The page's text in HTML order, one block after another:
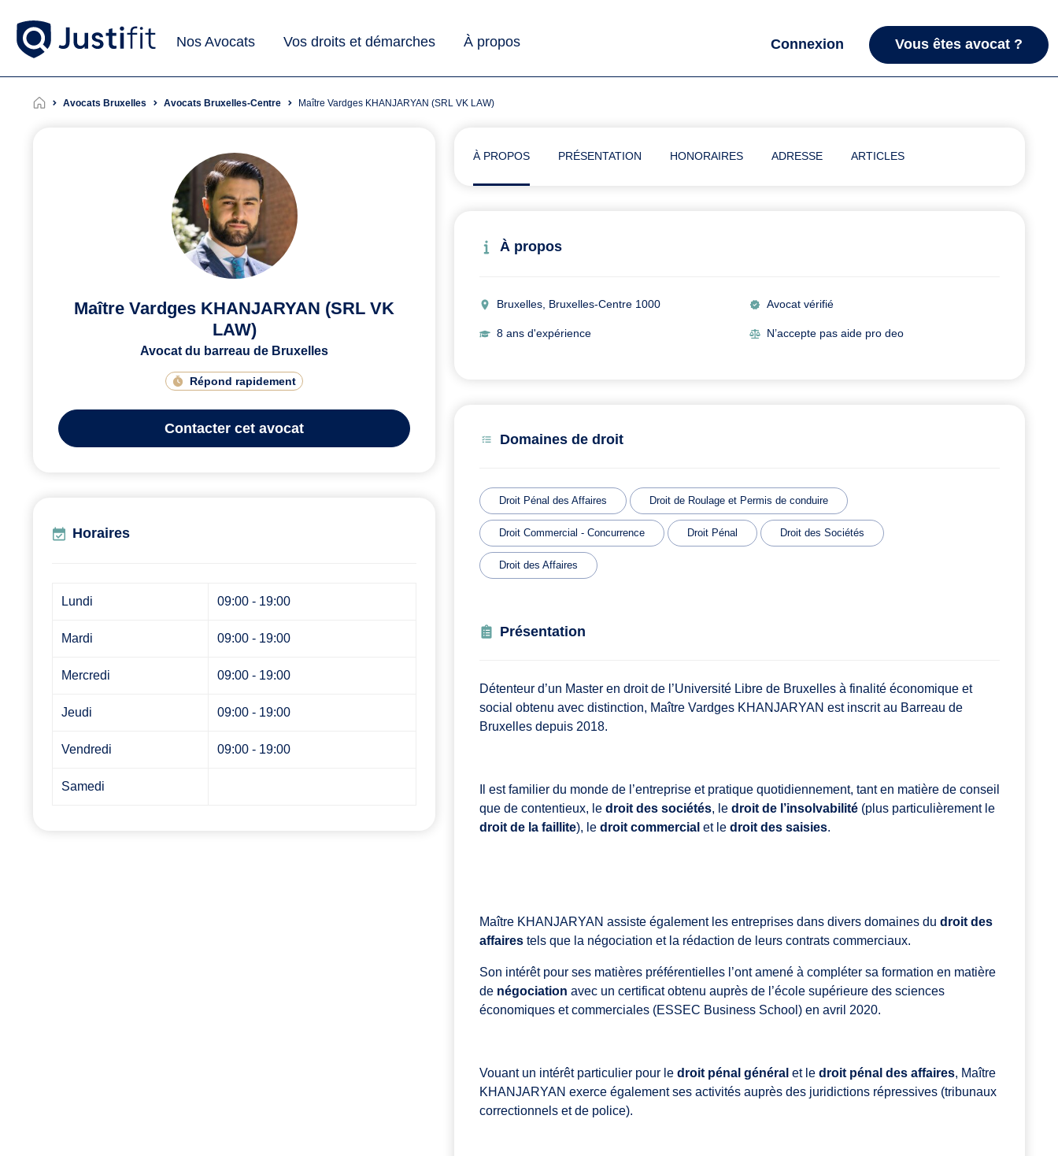
Nos Avocats Vos droits et démarches À propos Connexion Vous êtes avocat ?
Avocats Bruxelles Avocats Bruxelles-Centre Maître Vardges KHANJARYAN (SRL VK LAW)
Maître Vardges KHANJARYAN (SRL VK
LAW)
Avocat du barreau de Bruxelles
Répond rapidement
Contacter cet avocat
Horaires
Lundi 09:00 - 19:00
Mardi 09:00 - 19:00
Mercredi 09:00 - 19:00
Jeudi 09:00 - 19:00
Vendredi 09:00 - 19:00
Samedi
À PROPOS PRÉSENTATION HONORAIRES ADRESSE ARTICLES
À propos
Bruxelles, Bruxelles-Centre 1000 Avocat vérifié
8 ans d'expérience N’accepte pas aide pro deo
Domaines de droit
Droit Pénal des Affaires Droit de Roulage et Permis de conduire
Droit Commercial - Concurrence Droit Pénal Droit des Sociétés
Droit des Affaires
Présentation
Détenteur d’un Master en droit de l’Université Libre de Bruxelles à finalité économique et
social obtenu avec distinction, Maître Vardges KHANJARYAN est inscrit au Barreau de
Bruxelles depuis 2018.
Il est familier du monde de l’entreprise et pratique quotidiennement, tant en matière de conseil
que de contentieux, le droit des sociétés, le droit de l’insolvabilité (plus particulièrement le
droit de la faillite), le droit commercial et le droit des saisies.
Maître KHANJARYAN assiste également les entreprises dans divers domaines du droit des
affaires tels que la négociation et la rédaction de leurs contrats commerciaux.
Son intérêt pour ses matières préférentielles l’ont amené à compléter sa formation en matière
de négociation avec un certificat obtenu auprès de l’école supérieure des sciences
économiques et commerciales (ESSEC Business School) en avril 2020.
Vouant un intérêt particulier pour le droit pénal général et le droit pénal des affaires, Maître
KHANJARYAN exerce également ses activités auprès des juridictions répressives (tribunaux
correctionnels et de police).